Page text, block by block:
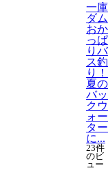
一庫
ダム
おか
っぱ
りバ
ス釣
り！
夏の
バッ
クウ
ォー
ター
に...
23件
のビ
ュー